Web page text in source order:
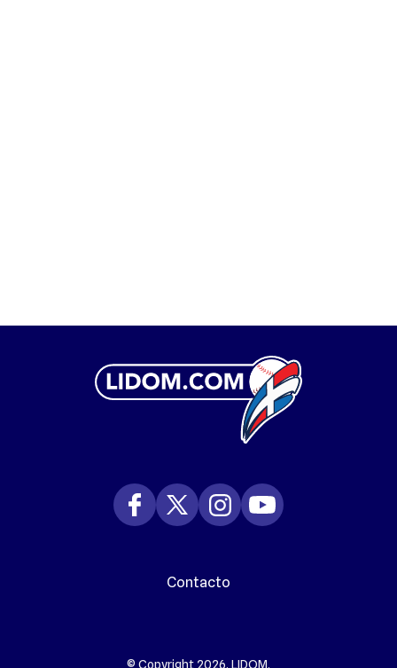
Contacto
© Copyright 2026. LIDOM.